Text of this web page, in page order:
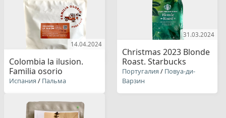
14.04.2024
Colombia la ilusion.
Familia osorio
Испания / Пальма
31.03.2024
Christmas 2023 Blonde
Roast. Starbucks
Португалия / Повуа-ди-
Варзин